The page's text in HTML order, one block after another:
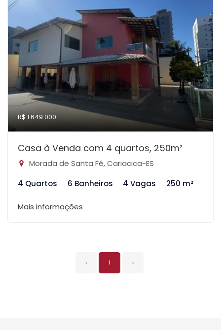
R$ 1.649.000
Casa à Venda com 4 quartos, 250m²
Morada de Santa Fé, Cariacica-ES
4 Quartos
6 Banheiros 4 Vagas 250 m²
Mais informações
‹ 1 ›